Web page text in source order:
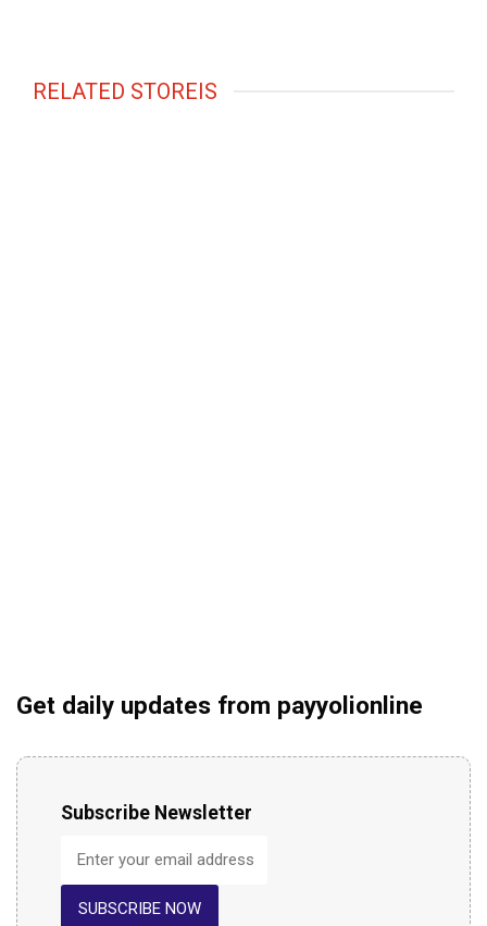
RELATED STOREIS
Get daily updates from payyolionline
Subscribe Newsletter
SUBSCRIBE NOW